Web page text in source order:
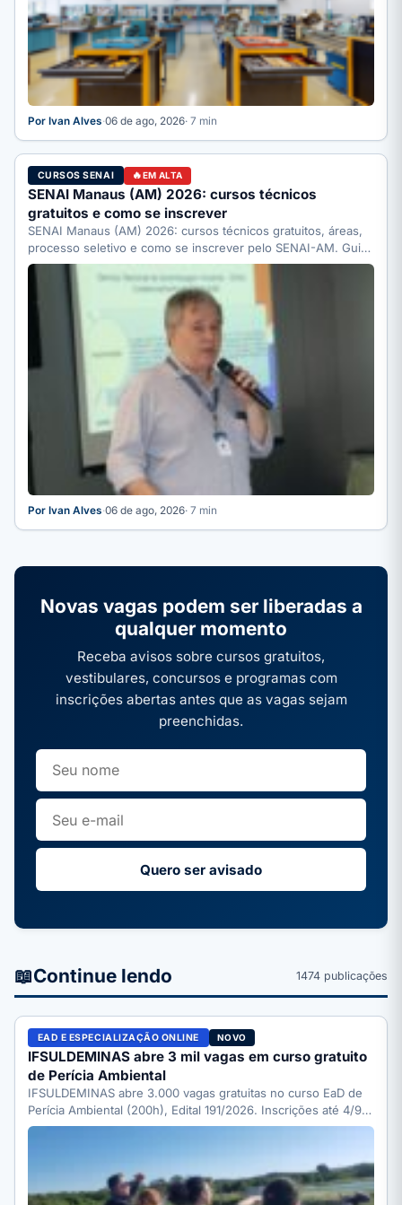
Por Ivan Alves·06 de ago, 2026· 7 min
CURSOS SENAI EM ALTA
SENAI Manaus (AM) 2026: cursos técnicos
gratuitos e como se inscrever
SENAI Manaus (AM) 2026: cursos técnicos gratuitos, áreas,
processo seletivo e como se inscrever pelo SENAI-AM. Guia
completo.
Por Ivan Alves·06 de ago, 2026· 7 min
Novas vagas podem ser liberadas a
qualquer momento
Receba avisos sobre cursos gratuitos,
vestibulares, concursos e programas com
inscrições abertas antes que as vagas sejam
preenchidas.
Quero ser avisado
📖Continue lendo 1474 publicações
EAD E ESPECIALIZAÇÃO ONLINE NOVO
IFSULDEMINAS abre 3 mil vagas em curso gratuito
de Perícia Ambiental
IFSULDEMINAS abre 3.000 vagas gratuitas no curso EaD de
Perícia Ambiental (200h), Edital 191/2026. Inscrições até 4/9;
veja…